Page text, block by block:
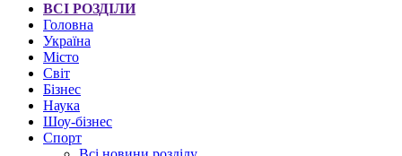
ВСІ РОЗДІЛИ
Головна
Україна
Місто
Світ
Бізнес
Наука
Шоу-бізнес
Спорт